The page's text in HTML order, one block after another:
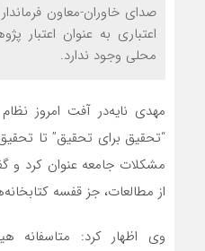
صدای خاوران-معاون
اعتباری به عنوان اعتبار
محلی وجود ندارد.
مهدی نایه‌در آفت امروز
“تحقیق برای تحقیق” تا
مشکلات جامعه عنوان کرد
از مطالعات، جز قفسه
وی اظهار کرد: متاسفانه